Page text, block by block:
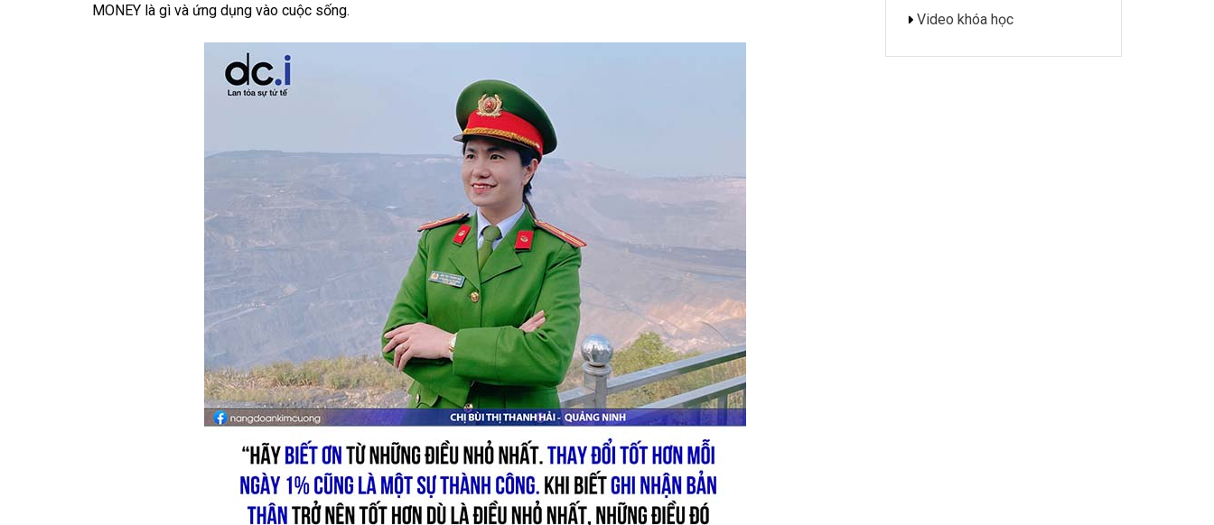
MONEY là gì và ứng dụng vào cuộc sống.
Video khóa học